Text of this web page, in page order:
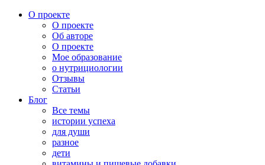
О проекте
О проекте
Об авторе
О проекте
Мое образование
о нутрициологии
Отзывы
Статьи
Блог
Все темы
истории успеха
для души
разное
дети